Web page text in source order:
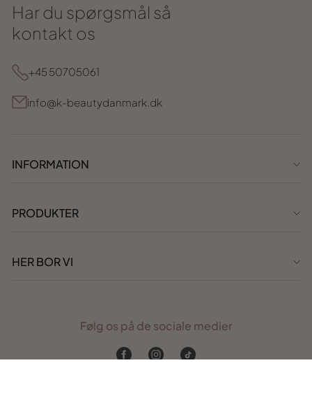
Har du spørgsmål så
kontakt os
+45 50705061
info@k-beautydanmark.dk
INFORMATION
PRODUKTER
HER BOR VI
Følg os på de sociale medier
FacebookInstagramTikTok